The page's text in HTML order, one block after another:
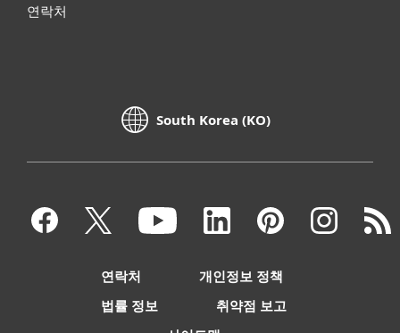
연락처
South Korea (KO)
연락처
개인정보 정책
법률 정보
취약점 보고